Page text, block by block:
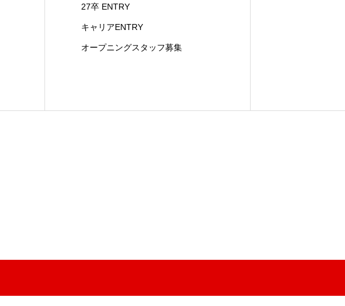
27卒 ENTRY
キャリアENTRY
オープニングスタッフ募集